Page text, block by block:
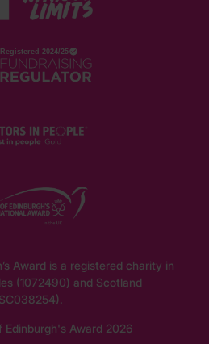
Award is a registered charity in
(1072490) and Scotland
Award 2026